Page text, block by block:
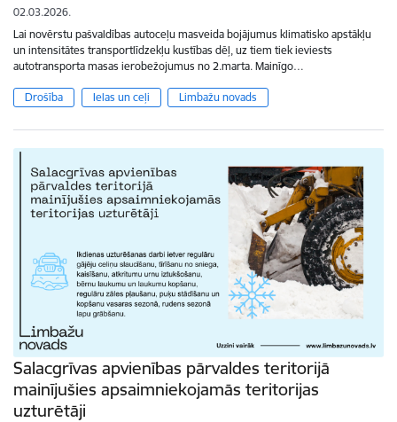
02.03.2026.
Lai novērstu pašvaldības autoceļu masveida bojājumus klimatisko apstākļu
un intensitātes transportlīdzekļu kustības dēļ, uz tiem tiek ieviests
autotransporta masas ierobežojumus no 2.marta. Mainīgo…
Drošība Ielas un ceļi Limbažu novads
Salacgrīvas apvienības pārvaldes teritorijā
mainījušies apsaimniekojamās teritorijas
uzturētāji